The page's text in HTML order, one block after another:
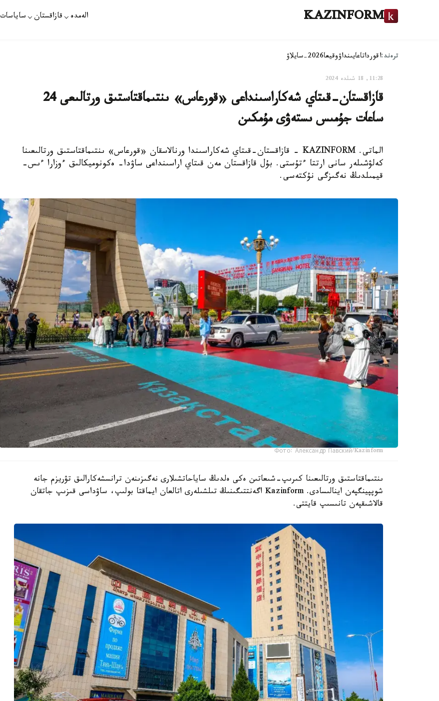
KAZINFORM الەمدە قازاقستان ساياسات
ترەند:اقورداتاعايىنداۋوقيعا2026-سايلاۋ
11:28, 18 شىلدە 2024
قازاقستان-قىتاي شەكاراسىنداعى «قورعاس» ىنتىماقتاستىق ورتالىعى 24
ساعات جۇمىس ىستەۋى مۇمكىن
الماتى. KAZINFORM - قازاقستان-قىتاي شەكاراسىندا ورنالاسقان «قورعاس» ىنتىماقتاستىق ورتالىعىنا
كەلۋشىلەر سانى ارتتا ءتۇستى. بۇل قازاقستان مەن قىتاي اراسىنداعى ساۋدا- ەكونوميكالىق ءوزارا ءىس-
قيمىلدىڭ نەگىزگى نۇكتەسى.
Фото: Александр Павский/Kazinform
ىنتىماقتاستىق ورتالىعىنا كىرىپ-شىعاتىن ەكى ەلدىڭ ساياحاتشىلارى نەگىزىنەن ترانسشەكارالىق تۋريزم جانە
شوپپينگپەن اينالىسادى. Kazinform اگەنتتىگىنىڭ تىلشىلەرى اتالعان ايماقتا بولىپ، ساۋداسى قىزىپ جاتقان
قالاشىقپەن تانىسىپ قايتتى.